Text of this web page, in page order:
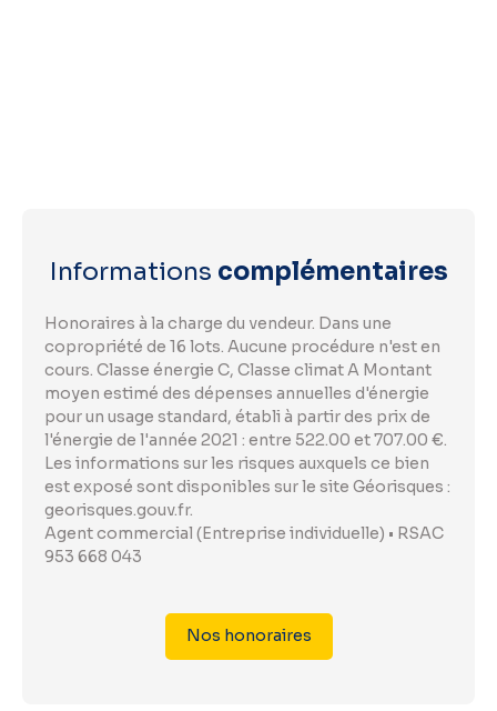
Informations complémentaires
Honoraires à la charge du vendeur. Dans une
copropriété de 16 lots. Aucune procédure n'est en
cours. Classe énergie C, Classe climat A Montant
moyen estimé des dépenses annuelles d'énergie
pour un usage standard, établi à partir des prix de
l'énergie de l'année 2021 : entre 522.00 et 707.00 €.
Les informations sur les risques auxquels ce bien
est exposé sont disponibles sur le site Géorisques :
georisques.gouv.fr.
Agent commercial (Entreprise individuelle) • RSAC
953 668 043
Nos honoraires